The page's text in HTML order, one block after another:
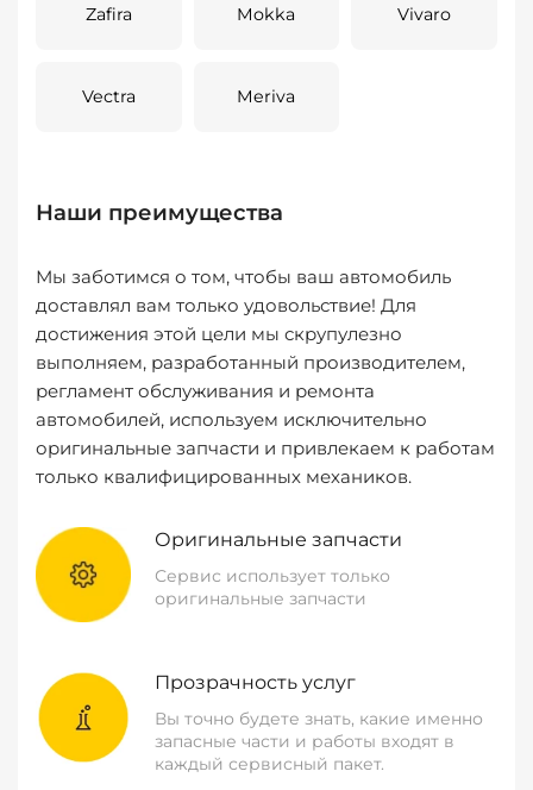
Zafira Mokka Vivaro
Vectra Meriva
Наши преимущества
Мы заботимся о том, чтобы ваш автомобиль
доставлял вам только удовольствие! Для
достижения этой цели мы скрупулезно
выполняем, разработанный производителем,
регламент обслуживания и ремонта
автомобилей, используем исключительно
оригинальные запчасти и привлекаем к работам
только квалифицированных механиков.
Оригинальные запчасти
Сервис использует только
оригинальные запчасти
Прозрачность услуг
Вы точно будете знать, какие именно
запасные части и работы входят в
каждый сервисный пакет.